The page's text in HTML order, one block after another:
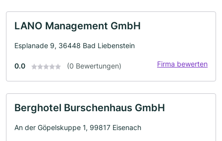
LANO Management GmbH
Esplanade 9, 36448 Bad Liebenstein
0.0 (0 Bewertungen) Firma bewerten
Berghotel Burschenhaus GmbH
An der Göpelskuppe 1, 99817 Eisenach